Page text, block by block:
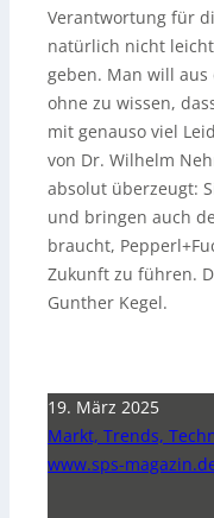
Verantwortung für
natürlich nicht
geben. Man will
ohne zu wissen,
mit genauso viel
von Dr. Wilhelm
absolut überzeugt:
und bringen auch
braucht,
Zukunft zu führen.
Gunther Kegel.
19. März 2025
Markt, Trends,
www.sps-